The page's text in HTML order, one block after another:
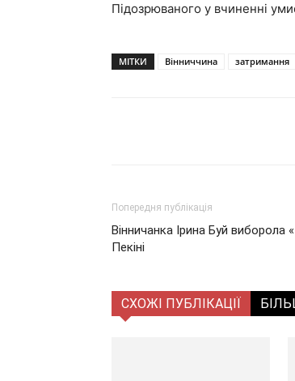
Підозрюваного у вчиненні
МІТКИ Вінниччина затримання
Попередня публікація
Вінничанка Ірина Буй виборола
Пекіні
СХОЖІ ПУБЛІКАЦІЇ